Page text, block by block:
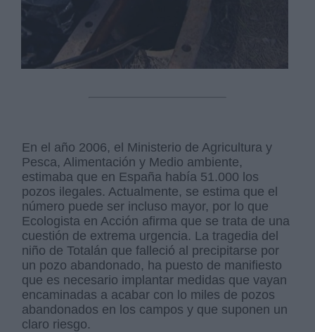
En el año 2006, el Ministerio de Agricultura y
Pesca, Alimentación y Medio ambiente,
estimaba que en España había 51.000 los
pozos ilegales. Actualmente, se estima que el
número puede ser incluso mayor, por lo que
Ecologista en Acción afirma que se trata de una
cuestión de extrema urgencia. La tragedia del
niño de Totalán que falleció al precipitarse por
un pozo abandonado, ha puesto de manifiesto
que es necesario implantar medidas que vayan
encaminadas a acabar con lo miles de pozos
abandonados en los campos y que suponen un
claro riesgo.